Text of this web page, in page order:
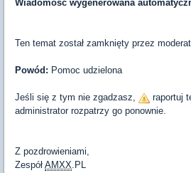
Wiadomość wygenerowana
Ten temat został zamknięty przez
Powód: Pomoc udzielona
Jeśli się z tym nie zgadzasz,
raportuj
administrator rozpatrzy go ponownie.
Z pozdrowieniami,
Zespół AMXX.PL